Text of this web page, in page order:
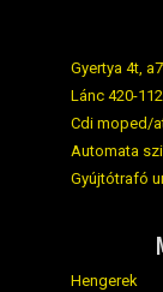
Gyertya 4t,
Lánc 420-
Cdi moped/
Automata
Gyújtótrafó
Hengerek